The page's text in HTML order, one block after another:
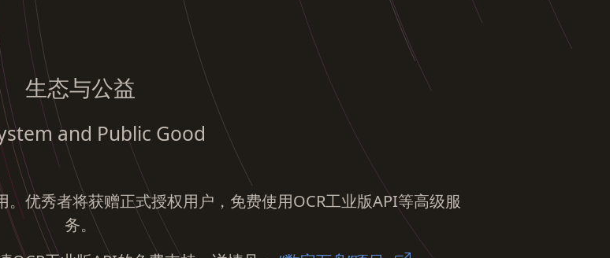
生态与公益
and Public Good
优秀者将获赠正式授权用户，免费使用OCR工业版API等高级服
务。